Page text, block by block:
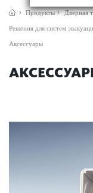
Продукты Дверная
Решения для систем
Аксессуары